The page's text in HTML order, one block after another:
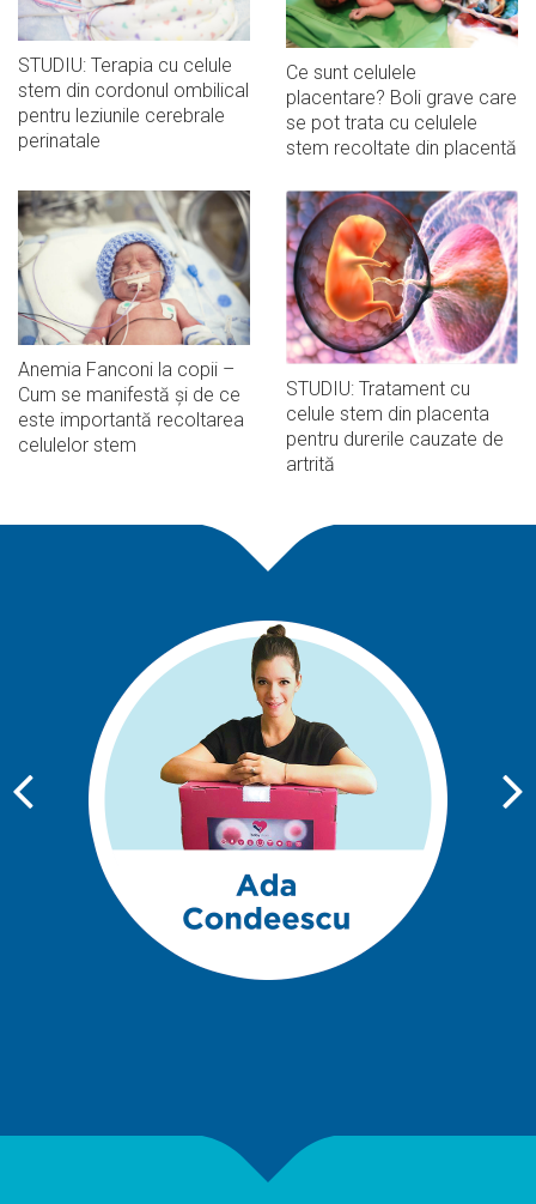
STUDIU: Terapia cu celule
stem din cordonul ombilical
pentru leziunile cerebrale
perinatale
Ce sunt celulele
placentare? Boli grave care
se pot trata cu celulele
stem recoltate din placentă
Anemia Fanconi la copii –
Cum se manifestă și de ce
este importantă recoltarea
celulelor stem
STUDIU: Tratament cu
celule stem din placenta
pentru durerile cauzate de
artrită